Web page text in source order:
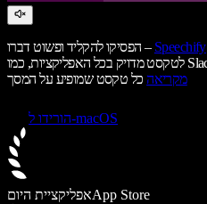
הפסיקו להקליד ופשוט דברו – Speechify
מקריאהכל טקסט שמופיע על המסך
הורידו ל-macOS
אפליקציית היוםApp Store